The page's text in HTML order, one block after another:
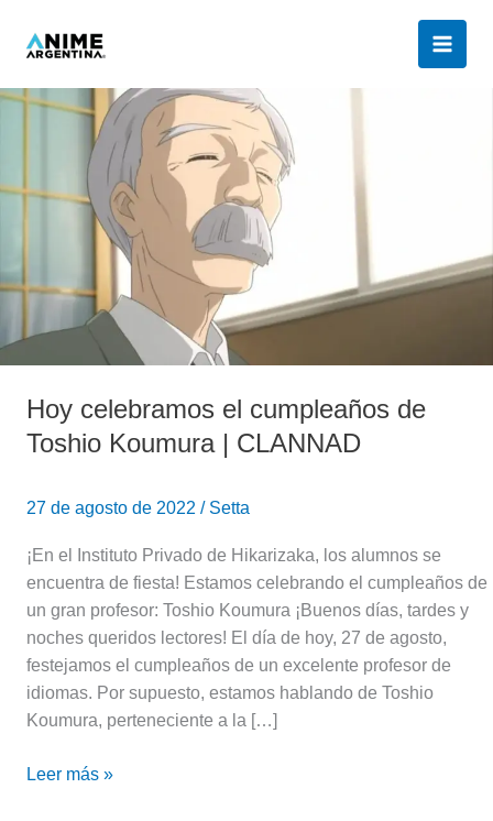
Hoy celebramos el cumpleaños de
Toshio Koumura | CLANNAD
27 de agosto de 2022 / Setta
¡En el Instituto Privado de Hikarizaka, los alumnos se
encuentra de fiesta! Estamos celebrando el cumpleaños de
un gran profesor: Toshio Koumura ¡Buenos días, tardes y
noches queridos lectores! El día de hoy, 27 de agosto,
festejamos el cumpleaños de un excelente profesor de
idiomas. Por supuesto, estamos hablando de Toshio
Koumura, perteneciente a la […]
Hoy
celebramos
cumpleaños
|
CLANNAD
Leer más »